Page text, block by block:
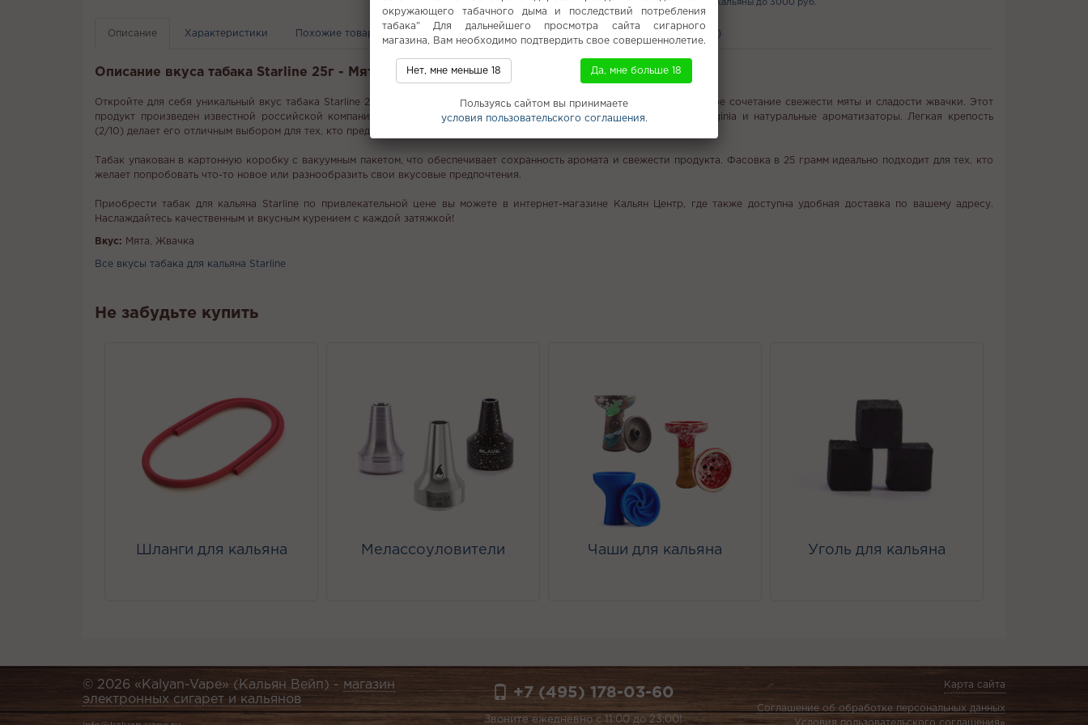
100 гр
Пихта Чай (жидкости) Кальяны до 3000 руб.
Описание Характеристики Похожие товары С этим покупают Вам может понравится Отзывы (0)
Описание вкуса табака Starline 25г - Мятная пастилка
Откройте для себя уникальный вкус табака Starline 25г с ароматом "Мятная пастилка", который предлагает неповторимое сочетание свежести мяты и сладости жвачки. Этот
продукт произведен известной российской компанией Starline, использующей только высококачественные листья Virginia и натуральные ароматизаторы. Легкая крепость
(2/10) делает его отличным выбором для тех, кто предпочитает более мягкие и не перегруженные никотином варианты.
Табак упакован в картонную коробку с вакуумным пакетом, что обеспечивает сохранность аромата и свежести продукта. Фасовка в 25 грамм идеально подходит для тех, кто
желает попробовать что-то новое или разнообразить свои вкусовые предпочтения.
Приобрести табак для кальяна Starline по привлекательной цене вы можете в интернет-магазине Кальян Центр, где также доступна удобная доставка по вашему адресу.
Наслаждайтесь качественным и вкусным курением с каждой затяжкой!
Вкус: Мята, Жвачка
Все вкусы табака для кальяна Starline
Не забудьте купить
Шланги для кальяна Мелассоуловители Чаши для кальяна Уголь для кальяна
© 2026 «Kalyan-Vape» (Кальян Вейп) - магазин
электронных сигарет и кальянов
+7 (495) 178-03-60
Звоните ежедневно с 11:00 до 23:00!
Карта сайта
Соглашение об обработке персональных данных
Условия пользовательского соглашения»
окружающего табачного дыма и последствий потребления
табака" Для дальнейшего просмотра сайта сигарного
магазина, Вам необходимо подтвердить свое совершеннолетие.
Нет, мне меньше 18 Да, мне больше 18
Пользуясь сайтом вы принимаете
условия пользовательского соглашения.